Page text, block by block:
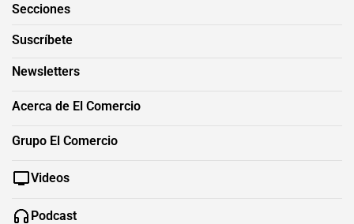
Secciones
Suscríbete
Newsletters
Acerca de El Comercio
Grupo El Comercio
Videos
Podcast